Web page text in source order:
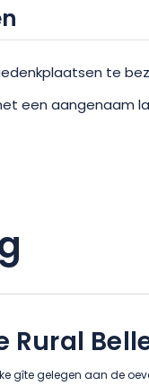
te
een aangenaam
Rural
gîte gelegen aan de